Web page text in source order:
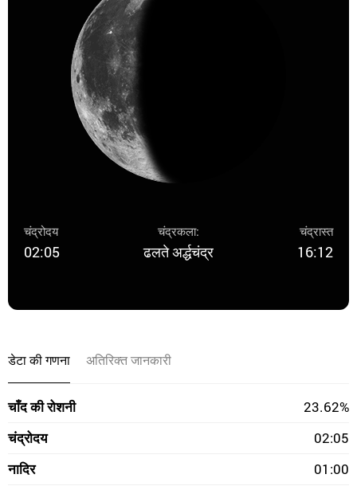
चंद्रोदय
02:05
चंद्रकला:
ढलते अर्द्धचंद्र
चंद्रास्त
16:12
डेटा की गणना अतिरिक्त जानकारी
चाँद की रोशनी
23.62%
चंद्रोदय
02:05
नादिर
01:00